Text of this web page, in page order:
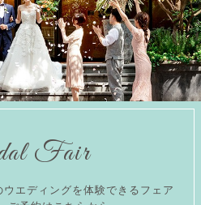
Fair
エディングを体験できるフェア